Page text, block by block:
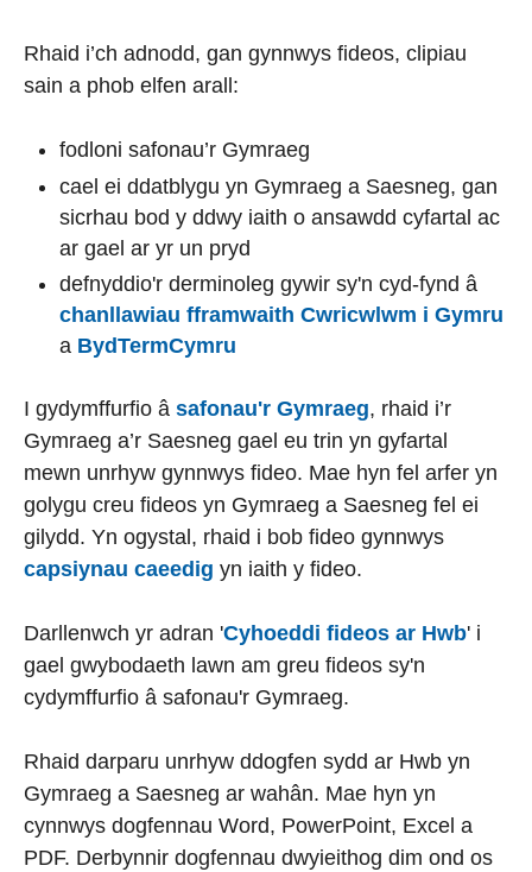
Rhaid i’ch adnodd, gan gynnwys fideos, clipiau
sain a phob elfen arall:
fodloni safonau’r Gymraeg
cael ei ddatblygu yn Gymraeg a Saesneg, gan
sicrhau bod y ddwy iaith o ansawdd cyfartal ac
ar gael ar yr un pryd
defnyddio'r derminoleg gywir sy'n cyd-fynd â
chanllawiau fframwaith Cwricwlwm i Gymru
a BydTermCymru
I gydymffurfio â safonau'r Gymraeg, rhaid i’r
Gymraeg a’r Saesneg gael eu trin yn gyfartal
mewn unrhyw gynnwys fideo. Mae hyn fel arfer yn
golygu creu fideos yn Gymraeg a Saesneg fel ei
gilydd. Yn ogystal, rhaid i bob fideo gynnwys
capsiynau caeedig yn iaith y fideo.
Darllenwch yr adran 'Cyhoeddi fideos ar Hwb' i
gael gwybodaeth lawn am greu fideos sy'n
cydymffurfio â safonau'r Gymraeg.
Rhaid darparu unrhyw ddogfen sydd ar Hwb yn
Gymraeg a Saesneg ar wahân. Mae hyn yn
cynnwys dogfennau Word, PowerPoint, Excel a
PDF. Derbynnir dogfennau dwyieithog dim ond os